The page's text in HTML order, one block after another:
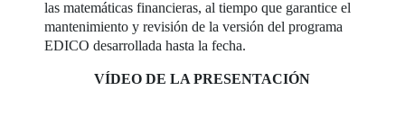
las matemáticas financieras, al tiempo que garantice el
mantenimiento y revisión de la versión del programa
EDICO desarrollada hasta la fecha.
VÍDEO DE LA PRESENTACIÓN